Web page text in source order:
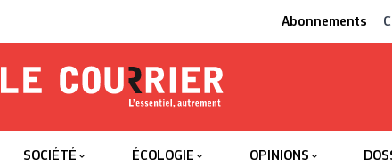
Abonnements
Le Courrier
SOCIÉTÉ ÉCOLOGIE OPINIONS